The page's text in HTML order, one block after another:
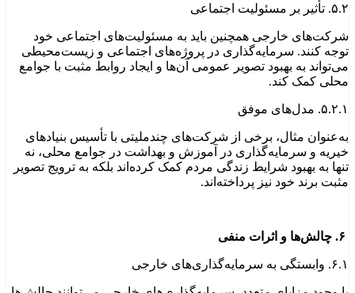
۵.۲. تأثیر بر مسئولیت اجتماعی
شرکت‌های خارجی همچنین باید به مسئولیت‌های اجتماعی خود
توجه کنند. سرمایه‌گذاری در پروژه‌های اجتماعی و زیست‌محیطی
می‌تواند به بهبود تصویر عمومی آن‌ها و ایجاد روابط مثبت با جوامع
محلی کمک کند.
۵.۲.۱. مدل‌های موفق
به‌عنوان مثال، برخی از شرکت‌های چندملیتی با تأسیس بنیادهای
خیریه و سرمایه‌گذاری در آموزش و بهداشت در جوامع محلی، نه
تنها به بهبود شرایط زندگی مردم کمک کرده‌اند بلکه به ترویج تصویر
مثبت برند خود نیز پرداخته‌اند.
۶.۱. وابستگی به سرمایه‌گذاری‌های خارجی